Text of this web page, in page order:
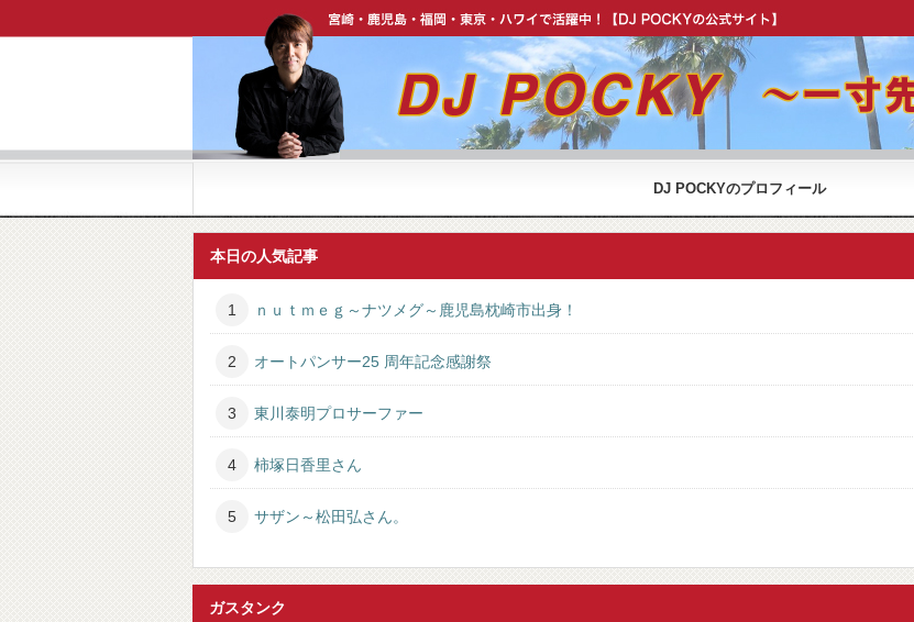
宮崎・鹿児島・福岡・東京・ハワイで活躍中【DJ POCKY 公式 ウェブサイト】
DJ POCKYのプロフィール
本日の人気記事
ｎｕｔｍｅｇ～ナツメグ～鹿児島枕崎市出身！
オートパンサー25 周年記念感謝祭
東川泰明プロサーファー
柿塚日香里さん
サザン～松田弘さん。
ガスタンク